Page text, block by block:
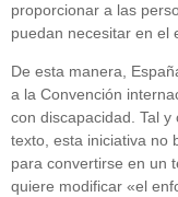
proporcionar a las
puedan necesitar en el
De esta manera,
a la Convención
con discapacidad. Tal
texto, esta iniciativa no
para convertirse en un
quiere modificar «el